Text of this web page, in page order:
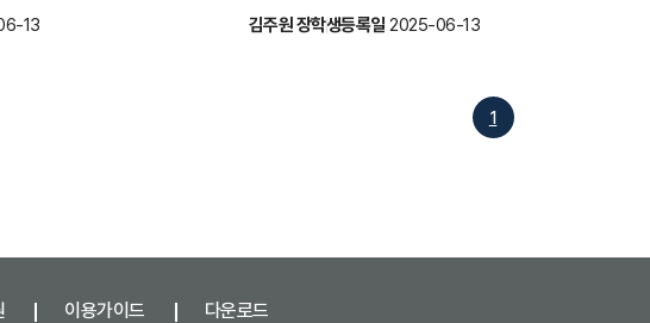
13 김주원 장학생등록일 2025-06-13
1
이용가이드 다운로드